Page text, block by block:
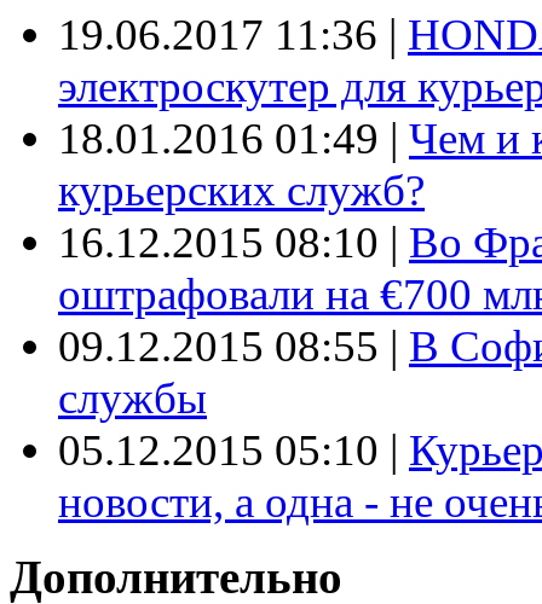
19.06.2017 11:36 |
электроскутер для
18.01.2016 01:49 | Чем и
курьерских служб?
16.12.2015 08:10 | Во
оштрафовали на €700
09.12.2015 08:55 | В
службы
05.12.2015 05:10 |
новости, а одна - не
Дополнительно